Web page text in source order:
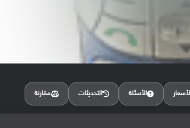
الأسئلة التحديثات مقارنة